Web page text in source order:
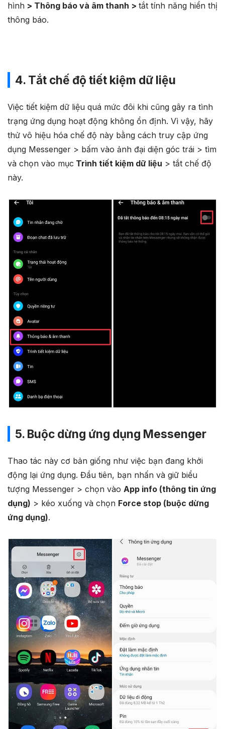
hình > Thông báo và âm thanh > tắt tính năng hiển thị
thông báo.
4. Tắt chế độ tiết kiệm dữ liệu
Việc tiết kiệm dữ liệu quá mức đôi khi cũng gây ra tình
trạng ứng dụng hoạt động không ổn định. Vì vậy, hãy
thử vô hiệu hóa chế độ này bằng cách truy cập ứng
dụng Messenger > bấm vào ảnh đại diện góc trái > tìm
và chọn vào mục Trình tiết kiệm dữ liệu > tắt chế độ
này.
5. Buộc dừng ứng dụng Messenger
Thao tác này cơ bản giống như việc bạn đang khởi
động lại ứng dụng. Đầu tiên, bạn nhấn và giữ biểu
tượng Messenger > chọn vào App info (thông tin ứng
dụng) > kéo xuống và chọn Force stop (buộc dừng
ứng dụng).